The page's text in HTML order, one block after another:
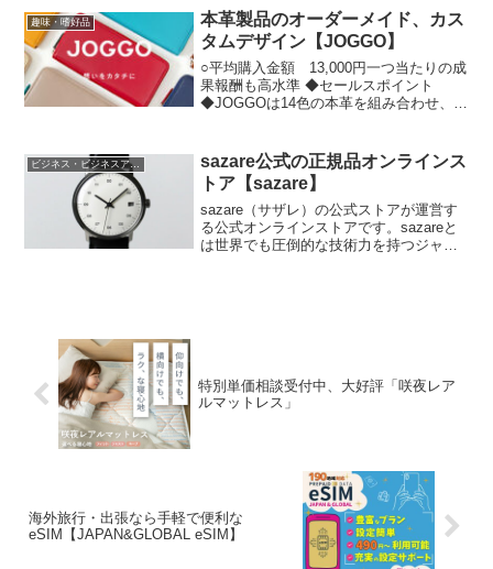
は日本最大級のかに通販量を誇る通販シ
ョップです。
趣味・嗜好品
本革製品のオーダーメイド、カス
タムデザイン【JOGGO】
○平均購入金額 13,000円一つ当たりの成
果報酬も高水準 ◆セールスポイント
◆JOGGOは14色の本革を組み合わせ、世
インを創れるサービスです。バングラデ
シュの自社工場ですべての商品を製造し
ており、労働環境と貧困問題の解決を目
的として立ち上げられました。特徴とし
て、1. 自分オリジナルにカスタマイズで
きる2. 一つ一つ職人による手作り3. お好
財布3. 収納力もサイズもこだわる方に3つ
折りミニ財布
ビジネス・ビジネスアイテム
sazare公式の正規品オンラインス
トア【sazare】
sazare（サザレ）の公式ストアが運営す
る公式オンラインストアです。sazareと
は世界でも圧倒的な技術力を持つジャパ
特別単価相談受付中、大好評「咲夜レア
ルマットレス」
海外旅行・出張なら手軽で便利な
eSIM【JAPAN&GLOBAL eSIM】